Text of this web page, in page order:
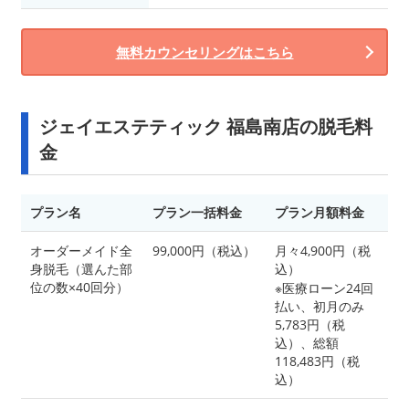
無料カウンセリングはこちら
ジェイエステティック 福島南店の脱毛料
金
プラン名 プラン一括料金 プラン月額料金
オーダーメイド全
身脱毛（選んた部
位の数×40回分）
99,000円（税込）
月々4,900円（税
込）
※医療ローン24回
払い、初月のみ
5,783円（税
込）、総額
118,483円（税
込）